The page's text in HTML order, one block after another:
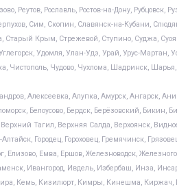
Рославль, Ростов-на-Дону, Рубцовск,
Сим, Скопин, Славянск-на-Кубани,
Старый Крым, Стрежевой, Ступино, Суджа,
Удомля, Улан-Удэ, Урай, Урус-
Чистополь, Чудово, Чухлома, Шадринск,
Алексеевка, Алупка, Амурск, Ангарск,
Белоусово, Бердск, Берёзовский, Бикин,
Тагил, Верхняя Салда, Верхоянск,
Городец, Гороховец, Гремячинск,
Елизово, Емва, Ершов, Железноводск,
Ивангород, Ивдель, Избербаш, Инза,
Кемь, Кизилюрт, Кимры, Кинешма, Киржач,